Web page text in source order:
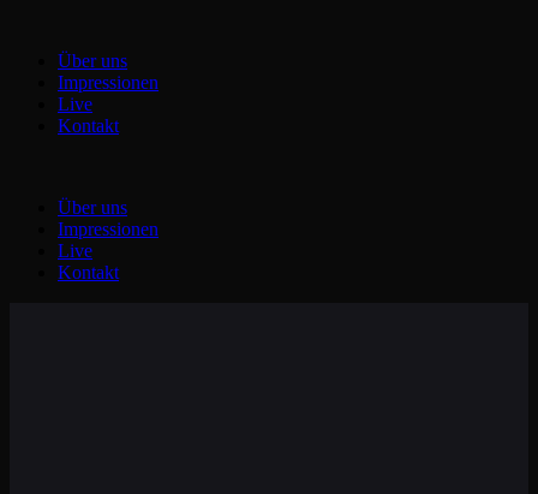
springenÜber uns
Impressionen
Live
Kontakt
Über uns
Impressionen
Live
Kontakt